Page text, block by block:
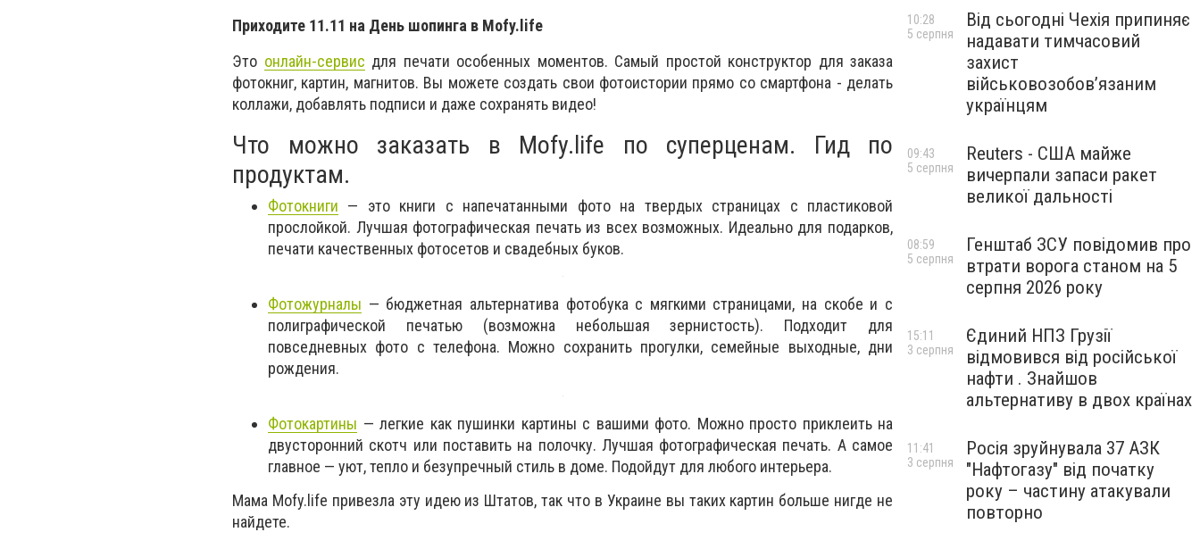
Приходите 11.11 на День шопинга в Mofy.life
Это онлайн-сервис для печати особенных моментов. Самый простой конструктор для заказа
фотокниг, картин, магнитов. Вы можете создать свои фотоистории прямо со смартфона - делать
коллажи, добавлять подписи и даже сохранять видео!
Что можно заказать в Mofy.life по суперценам. Гид по
продуктам.
Фотокниги — это книги с напечатанными фото на твердых страницах с пластиковой
прослойкой. Лучшая фотографическая печать из всех возможных. Идеально для подарков,
печати качественных фотосетов и свадебных буков.
Фотожурналы — бюджетная альтернатива фотобука с мягкими страницами, на скобе и с
полиграфической печатью (возможна небольшая зернистость). Подходит для
повседневных фото с телефона. Можно сохранить прогулки, семейные выходные, дни
рождения.
Фотокартины — легкие как пушинки картины с вашими фото. Можно просто приклеить на
двусторонний скотч или поставить на полочку. Лучшая фотографическая печать. А самое
главное — уют, тепло и безупречный стиль в доме. Подойдут для любого интерьера.
Мама Mofy.life привезла эту идею из Штатов, так что в Украине вы таких картин больше нигде не
найдете.
Від сьогодні Чехія припиняє
надавати тимчасовий
захист
військовозобов’язаним
українцям
10:28
5 серпня
Reuters - США майже
вичерпали запаси ракет
великої дальності
09:43
5 серпня
Генштаб ЗСУ повідомив про
втрати ворога станом на 5
серпня 2026 року
08:59
5 серпня
Єдиний НПЗ Грузії
відмовився від російської
нафти . Знайшов
альтернативу в двох країнах
15:11
3 серпня
Росія зруйнувала 37 АЗК
"Нафтогазу" від початку
року – частину атакували
повторно
11:41
3 серпня